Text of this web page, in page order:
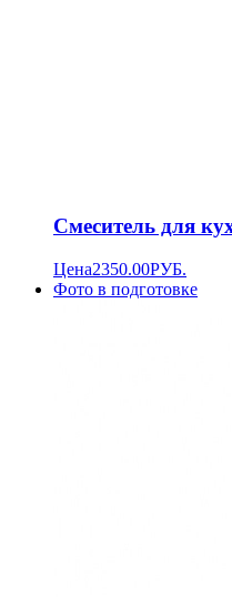
Смеситель для
Цена2350.00РУБ.
Фото в подготовке